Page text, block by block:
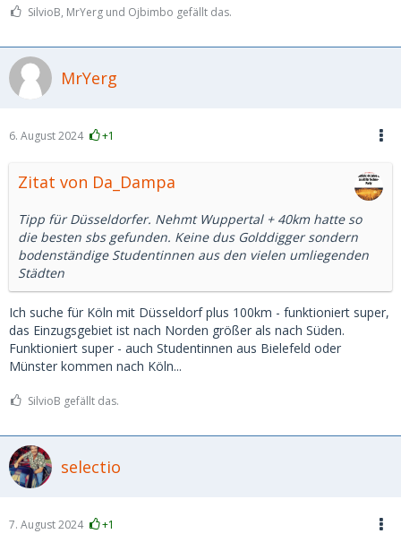
SilvioB, MrYerg und Ojbimbo gefällt das.
MrYerg
6. August 2024 +1
Zitat von Da_Dampa
Tipp für Düsseldorfer. Nehmt Wuppertal + 40km hatte so
die besten sbs gefunden. Keine dus Golddigger sondern
bodenständige Studentinnen aus den vielen umliegenden
Städten
Ich suche für Köln mit Düsseldorf plus 100km - funktioniert super,
das Einzugsgebiet ist nach Norden größer als nach Süden.
Funktioniert super - auch Studentinnen aus Bielefeld oder
Münster kommen nach Köln...
SilvioB gefällt das.
selectio
7. August 2024 +1